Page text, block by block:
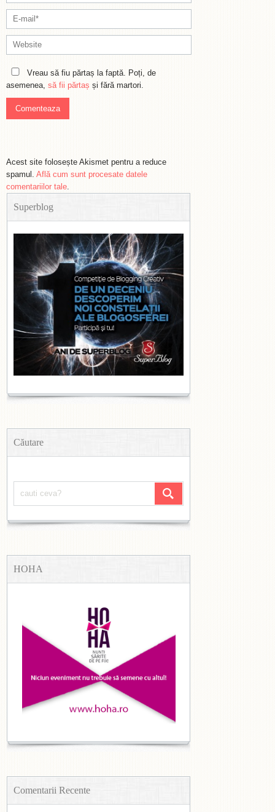
Vreau să fiu părtaș la faptă. Poți, de
asemenea, să fii părtaș și fără martori.
Acest site folosește Akismet pentru a reduce
spamul. Află cum sunt procesate datele
comentariilor tale.
Superblog
Căutare
HOHA
Comentarii Recente